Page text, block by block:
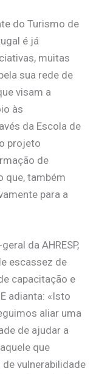
do Turismo de
é já
muitas
sua rede de
visam a
às
da Escola de
projeto
de
que, também
para a
da AHRESP,
escassez de
capacitação e
adianta: «Isto
aliar uma
de ajudar a
que
vulnerabilidade